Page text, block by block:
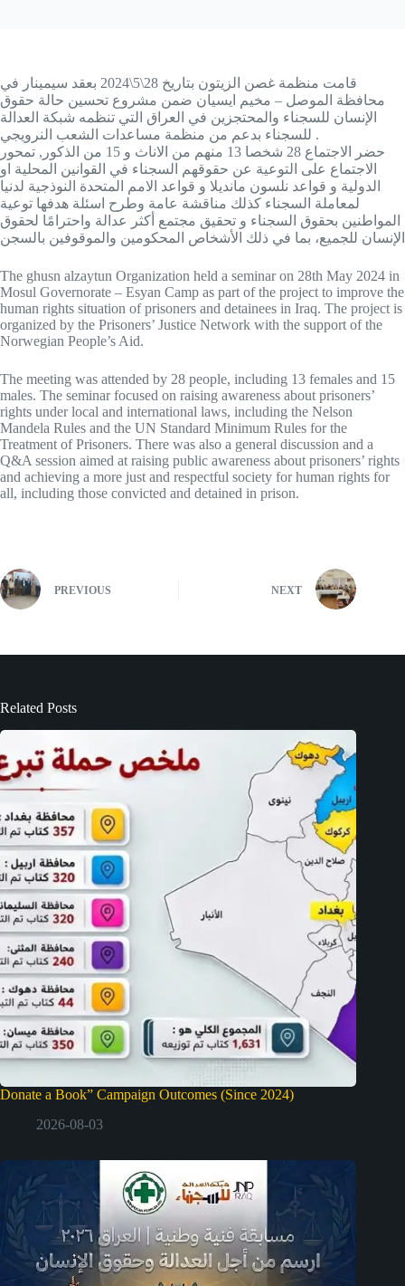
قامت منظمة غصن الزيتون بتاريخ 28\5\2024 بعقد سيمينار في
محافظة الموصل – مخيم ايسيان ضمن مشروع تحسين حالة حقوق
الإنسان للسجناء والمحتجزين في العراق التي تنظمه شبكة العدالة
للسجناء بدعم من منظمة مساعدات الشعب النرويجي .
حضر الاجتماع 28 شخصا 13 منهم من الاناث و 15 من الذكور, تمحور
الاجتماع على التوعية عن حقوقهم السجناء في القوانين المحلية او
الدولية و قواعد نلسون مانديلا و قواعد الامم المتحدة النوذجية لدنيا
لمعاملة السجناء كذلك مناقشة عامة وطرح اسئلة هدفها توعية
المواطنين بحقوق السجناء و تحقيق مجتمع أكثر عدالة واحترامًا لحقوق
الإنسان للجميع، بما في ذلك الأشخاص المحكومين والموقوفين بالسجن
The ghusn alzaytun Organization held a seminar on 28th May 2024 in
Mosul Governorate – Esyan Camp as part of the project to improve the
human rights situation of prisoners and detainees in Iraq. The project is
organized by the Prisoners’ Justice Network with the support of the
Norwegian People’s Aid.
The meeting was attended by 28 people, including 13 females and 15
males. The seminar focused on raising awareness about prisoners’
rights under local and international laws, including the Nelson
Mandela Rules and the UN Standard Minimum Rules for the
Treatment of Prisoners. There was also a general discussion and a
Q&A session aimed at raising public awareness about prisoners’ rights
and achieving a more just and respectful society for human rights for
all, including those convicted and detained in prison.
PREVIOUS NEXT
Related Posts
Donate a Book” Campaign Outcomes (Since 2024)
2026-08-03